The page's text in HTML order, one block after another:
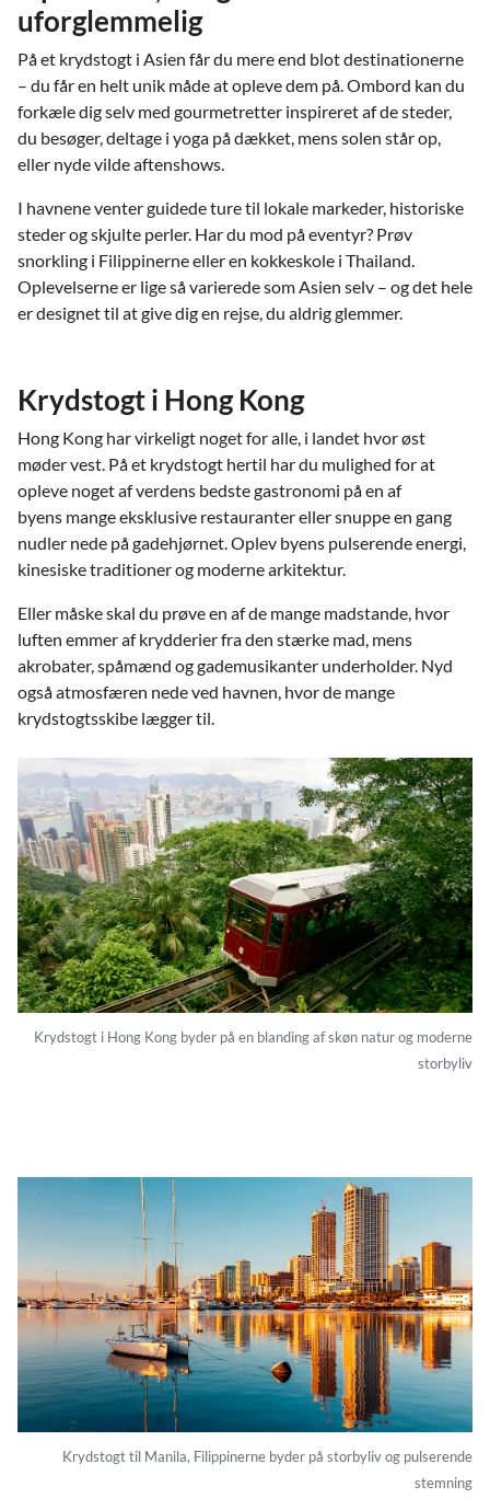
uforglemmelig
På et krydstogt i Asien får du mere end blot destinationerne
– du får en helt unik måde at opleve dem på. Ombord kan du
forkæle dig selv med gourmetretter inspireret af de steder,
du besøger, deltage i yoga på dækket, mens solen står op,
eller nyde vilde aftenshows.
I havnene venter guidede ture til lokale markeder, historiske
steder og skjulte perler. Har du mod på eventyr? Prøv
snorkling i Filippinerne eller en kokkeskole i Thailand.
Oplevelserne er lige så varierede som Asien selv – og det hele
er designet til at give dig en rejse, du aldrig glemmer.
Krydstogt i Hong Kong
Hong Kong har virkeligt noget for alle, i landet hvor øst
møder vest. På et krydstogt hertil har du mulighed for at
opleve noget af verdens bedste gastronomi på en af
byens mange eksklusive restauranter eller snuppe en gang
nudler nede på gadehjørnet. Oplev byens pulserende energi,
kinesiske traditioner og moderne arkitektur.
Eller måske skal du prøve en af de mange madstande, hvor
luften emmer af krydderier fra den stærke mad, mens
akrobater, spåmænd og gademusikanter underholder. Nyd
også atmosfæren nede ved havnen, hvor de mange
krydstogtsskibe lægger til.
Krydstogt i Hong Kong byder på en blanding af skøn natur og moderne
storbyliv
Krydstogt til Manila, Filippinerne byder på storbyliv og pulserende
stemning